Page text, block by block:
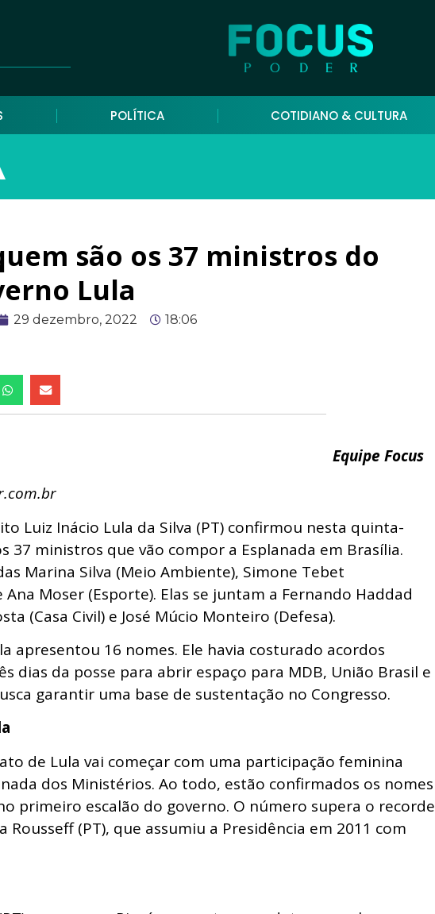
POLÍTICA COTIDIANO & CULTURA
são os 37 ministros do
Lula
29 dezembro, 2022 18:06
Equipe Focus
Luiz Inácio Lula da Silva (PT) confirmou nesta quinta-
37 ministros que vão compor a Esplanada em Brasília.
Marina Silva (Meio Ambiente), Simone Tebet
Moser (Esporte). Elas se juntam a Fernando Haddad
(Casa Civil) e José Múcio Monteiro (Defesa).
apresentou 16 nomes. Ele havia costurado acordos
dias da posse para abrir espaço para MDB, União Brasil e
garantir uma base de sustentação no Congresso.
de Lula vai começar com uma participação feminina
dos Ministérios. Ao todo, estão confirmados os nomes
primeiro escalão do governo. O número supera o recorde
Rousseff (PT), que assumiu a Presidência em 2011 com